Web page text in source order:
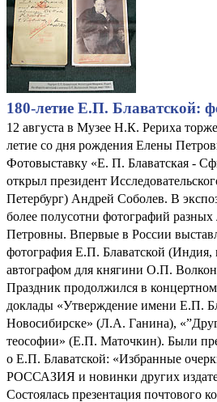
180-летие Е.П. Блаватской:
12 августа в Музее Н.К. Рериха
летие со дня рождения Елены
Фотовыставку «Е. П. Блаватская -
открыл президент
Петербург) Андрей Соболев. В
более полусотни фотографий
Петровны. Впервые в России
фотография Е.П. Блаватской (Индия,
автографом для княгини О.П.
Праздник продолжился в концертном
доклады «Утверждение имени Е.П.
Новосибирске» (Л.А. Ганина),
теософии» (Е.П. Маточкин). Были
о Е.П. Блаватской: «Избранные
РОССАЗИЯ и новинки других
Состоялась презентация почтового